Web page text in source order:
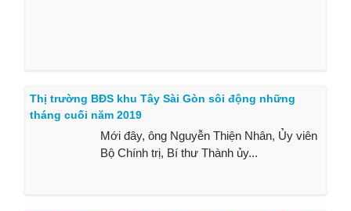
Thị trường BĐS khu Tây Sài Gòn sôi động những
tháng cuối năm 2019
Mới đây, ông Nguyễn Thiện Nhân, Ủy viên
Bộ Chính trị, Bí thư Thành ủy...